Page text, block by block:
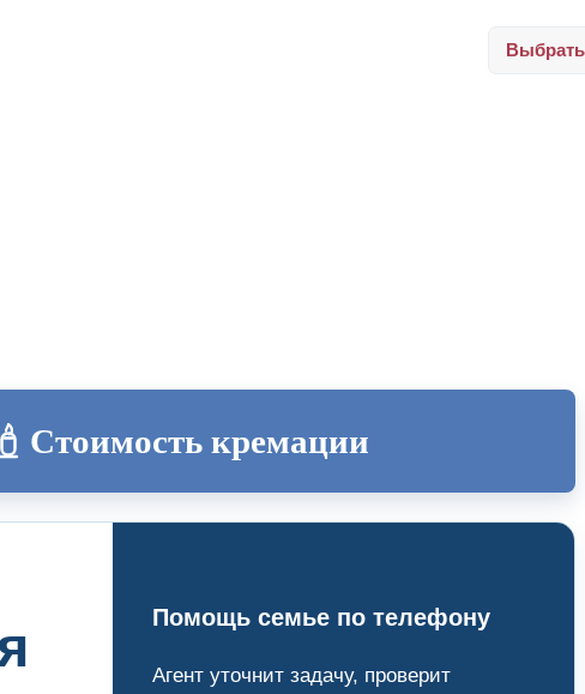
Стоимость кремации
Помощь семье по телефону
Агент уточнит задачу, проверит